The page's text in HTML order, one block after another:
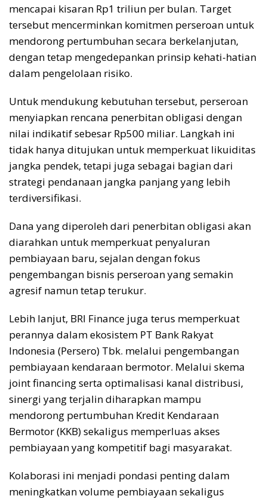
mencapai kisaran Rp1 triliun per bulan. Target
tersebut mencerminkan komitmen perseroan untuk
mendorong pertumbuhan secara berkelanjutan,
dengan tetap mengedepankan prinsip kehati-hatian
dalam pengelolaan risiko.
Untuk mendukung kebutuhan tersebut, perseroan
menyiapkan rencana penerbitan obligasi dengan
nilai indikatif sebesar Rp500 miliar. Langkah ini
tidak hanya ditujukan untuk memperkuat likuiditas
jangka pendek, tetapi juga sebagai bagian dari
strategi pendanaan jangka panjang yang lebih
terdiversifikasi.
Dana yang diperoleh dari penerbitan obligasi akan
diarahkan untuk memperkuat penyaluran
pembiayaan baru, sejalan dengan fokus
pengembangan bisnis perseroan yang semakin
agresif namun tetap terukur.
Lebih lanjut, BRI Finance juga terus memperkuat
perannya dalam ekosistem PT Bank Rakyat
Indonesia (Persero) Tbk. melalui pengembangan
pembiayaan kendaraan bermotor. Melalui skema
joint financing serta optimalisasi kanal distribusi,
sinergi yang terjalin diharapkan mampu
mendorong pertumbuhan Kredit Kendaraan
Bermotor (KKB) sekaligus memperluas akses
pembiayaan yang kompetitif bagi masyarakat.
Kolaborasi ini menjadi pondasi penting dalam
meningkatkan volume pembiayaan sekaligus